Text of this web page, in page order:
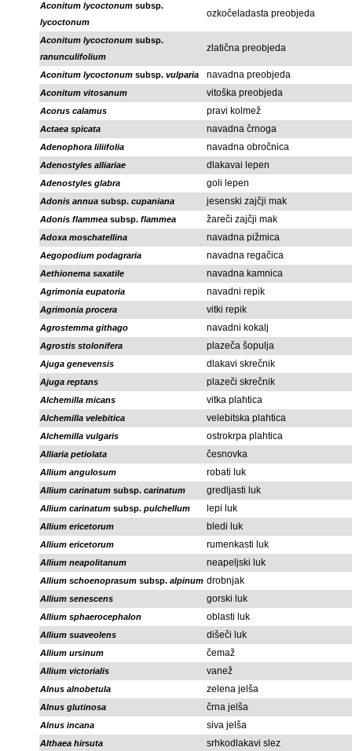
Aconitum lycoctonum subsp.
lycoctonum
ozkočeladasta preobjeda
Aconitum lycoctonum subsp.
ranunculifolium
zlatična preobjeda
Aconitum lycoctonum subsp. vulparia navadna preobjeda
Aconitum vitosanum vitoška preobjeda
Acorus calamus pravi kolmež
Actaea spicata navadna črnoga
Adenophora liliifolia navadna obročnica
Adenostyles alliariae dlakavai lepen
Adenostyles glabra goli lepen
Adonis annua subsp. cupaniana jesenski zajčji mak
Adonis flammea subsp. flammea žareči zajčji mak
Adoxa moschatellina navadna pižmica
Aegopodium podagraria navadna regačica
Aethionema saxatile navadna kamnica
Agrimonia eupatoria navadni repik
Agrimonia procera vitki repik
Agrostemma githago navadni kokalj
Agrostis stolonifera plazeča šopulja
Ajuga genevensis dlakavi skrečnik
Ajuga reptans plazeči skrečnik
Alchemilla micans vitka plahtica
Alchemilla velebitica velebitska plahtica
Alchemilla vulgaris ostrokrpa plahtica
Alliaria petiolata česnovka
Allium angulosum robati luk
Allium carinatum subsp. carinatum gredljasti luk
Allium carinatum subsp. pulchellum lepi luk
Allium ericetorum bledi luk
Allium ericetorum rumenkasti luk
Allium neapolitanum neapeljski luk
Allium schoenoprasum subsp. alpinum drobnjak
Allium senescens gorski luk
Allium sphaerocephalon oblasti luk
Allium suaveolens dišeči luk
Allium ursinum čemaž
Allium victorialis vanež
Alnus alnobetula zelena jelša
Alnus glutinosa črna jelša
Alnus incana siva jelša
Althaea hirsuta srhkodlakavi slez